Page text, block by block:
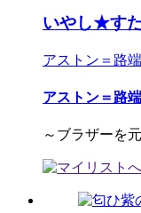
いやし★す
アストン＝路端
アストン＝路端
～ブラザーを